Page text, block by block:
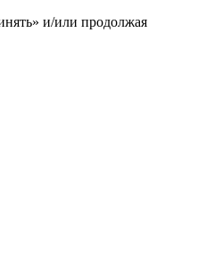
и/или продолжая